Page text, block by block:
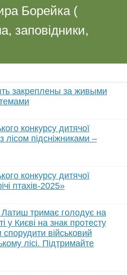
Борейка (
заповідники,
закреплены за живыми
конкурсу дитячої
лісом підсніжниками –
конкурсу дитячої
птахів-2025»
Латиш тримає голодує на
у Києві на знак протесту
військовий
лісі. Підтримайте